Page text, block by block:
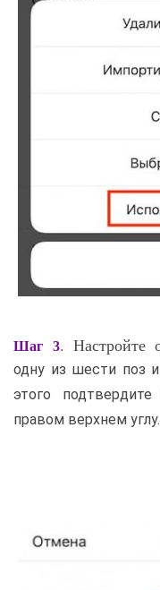
Шаг 3. Настройте
одну из шести поз
этого
правом верхнем углу.